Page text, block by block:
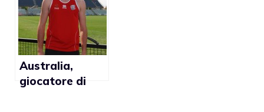
squadre
Australia,
giocatore di